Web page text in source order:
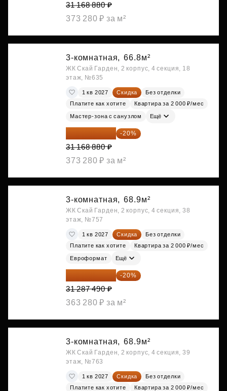
31 168 880 ₽
373 280 ₽ за м²
3-комнатная, 66.8м²
ЖК Скай Гарден, 2 корпус, 4 секция, 18
этаж, №635
1 кв 2027 Скидка
Без отделки
Платите как хотите
Квартира за 2 000 ₽/мес
Мастер-зона с санузлом Ещё
24 935 104 ₽ -20%
31 168 880 ₽
373 280 ₽ за м²
3-комнатная, 68.9м²
ЖК Скай Гарден, 2 корпус, 4 секция, 38
этаж, №757
1 кв 2027 Скидка
Без отделки
Платите как хотите
Квартира за 2 000 ₽/мес
Евроформат Ещё
25 029 992 ₽ -20%
31 287 490 ₽
363 280 ₽ за м²
3-комнатная, 68.9м²
ЖК Скай Гарден, 2 корпус, 4 секция, 39
этаж, №763
1 кв 2027 Скидка
Без отделки
Платите как хотите
Квартира за 2 000 ₽/мес